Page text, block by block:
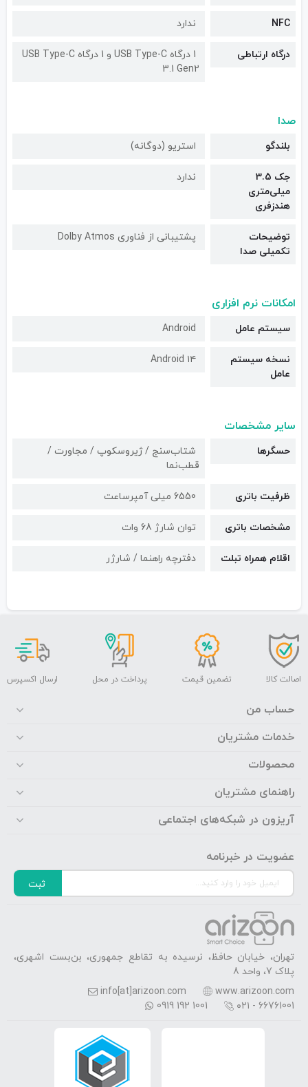
NFC ندارد
درگاه ارتباطی
1 درگاه USB Type-C و 1 درگاه USB Type-C
3.1 Gen2
صدا
بلندگو استریو (دوگانه)
جک 3.5
میلی‌متری
هندزفری
ندارد
توضیحات
تکمیلی صدا
پشتیبانی از فناوری Dolby Atmos
امکانات نرم افزاری
سیستم عامل Android
نسخه سیستم
عامل
Android ۱۴
سایر مشخصات
حسگرها
شتاب‌سنج / ژیروسکوپ / مجاورت /
قطب‌نما
ظرفیت باتری 6550 میلی آمپرساعت
مشخصات باتری توان شارژ 68 وات
اقلام همراه تبلت دفترچه راهنما / شارژر
اصالت کالا تضمین قیمت پرداخت در محل ارسال اکسپرس
حساب من
خدمات مشتریان
محصولات
راهنمای مشتریان
آریزون در شبکه‌های اجتماعی
عضویت در خبرنامه
ثبت
تهران، خیابان حافظ، نرسیده به تقاطع جمهوری، بن‌بست اشهری،
پلاک 7، واحد 8
www.arizoon.com
info[at]arizoon.com
۰۲۱ - 66761001
0919 192 1001